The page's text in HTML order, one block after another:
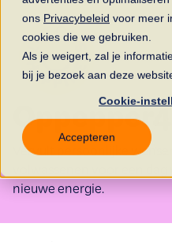
ons Privacybeleid voor meer
cookies die we gebruiken.
Als je weigert, zal je
bij je bezoek aan deze
Cookie-
Accepteren
Vervult persoonlijke
volwassenen voor een
nieuwe energie.